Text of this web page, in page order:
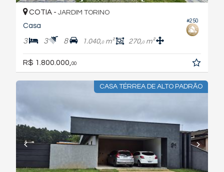
#250
COTIA - JARDIM TORINO
Casa
3 3 8 1.040,0m² 270,0m²
R$ 1.800.000, 00
CASA TÉRREA DE ALTO PADRÃO